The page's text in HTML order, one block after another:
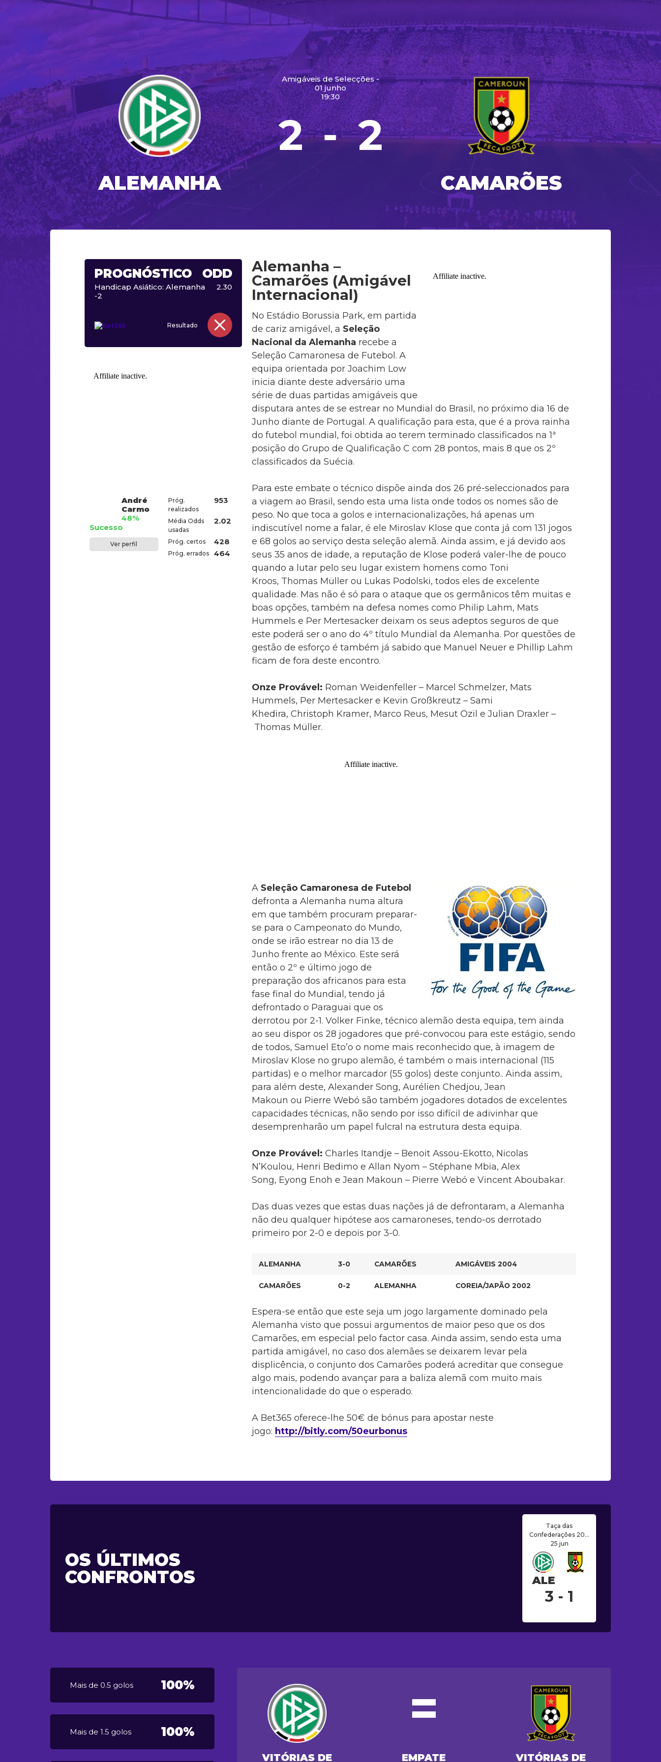
ALEMANHA
Amigáveis de Selecções -
01 junho
19:30
2 - 2
CAMARÕES
PROGNÓSTICO ODD
Handicap Asiático: Alemanha
-2
2.30
Resultado
André
Carmo
48%
Sucesso
Ver perfil
Próg.
realizados
953
Média Odds
usadas
2.02
Próg. certos 428
Próg. errados 464
Alemanha –
Camarões (Amigável
Internacional)
No Estádio Borussia Park, em partida
de cariz amigável, a Seleção
Nacional da Alemanha recebe a
Seleção Camaronesa de Futebol. A
equipa orientada por Joachim Low
inicia diante deste adversário uma
série de duas partidas amigáveis que
disputara antes de se estrear no Mundial do Brasil, no próximo dia 16 de
Junho diante de Portugal. A qualificação para esta, que é a prova rainha
do futebol mundial, foi obtida ao terem terminado classificados na 1ª
posição do Grupo de Qualificação C com 28 pontos, mais 8 que os 2º
classificados da Suécia.
Para este embate o técnico dispõe ainda dos 26 pré-seleccionados para
a viagem ao Brasil, sendo esta uma lista onde todos os nomes são de
peso. No que toca a golos e internacionalizações, há apenas um
indiscutível nome a falar, é ele Miroslav Klose que conta já com 131 jogos
e 68 golos ao serviço desta seleção alemã. Ainda assim, e já devido aos
seus 35 anos de idade, a reputação de Klose poderá valer-lhe de pouco
quando a lutar pelo seu lugar existem homens como Toni
Kroos, Thomas Müller ou Lukas Podolski, todos eles de excelente
qualidade. Mas não é só para o ataque que os germânicos têm muitas e
boas opções, também na defesa nomes como Philip Lahm, Mats
Hummels e Per Mertesacker deixam os seus adeptos seguros de que
este poderá ser o ano do 4º título Mundial da Alemanha. Por questões de
gestão de esforço é também já sabido que Manuel Neuer e Phillip Lahm
ficam de fora deste encontro.
Onze Provável: Roman Weidenfeller – Marcel Schmelzer, Mats
Hummels, Per Mertesacker e Kevin Großkreutz – Sami
Khedira, Christoph Kramer, Marco Reus, Mesut Özil e Julian Draxler –
Thomas Müller.
A Seleção Camaronesa de Futebol
defronta a Alemanha numa altura
em que também procuram preparar-
se para o Campeonato do Mundo,
onde se irão estrear no dia 13 de
Junho frente ao México. Este será
então o 2º e último jogo de
preparação dos africanos para esta
fase final do Mundial, tendo já
defrontado o Paraguai que os
derrotou por 2-1. Volker Finke, técnico alemão desta equipa, tem ainda
ao seu dispor os 28 jogadores que pré-convocou para este estágio, sendo
de todos, Samuel Eto’o o nome mais reconhecido que, à imagem de
Miroslav Klose no grupo alemão, é também o mais internacional (115
partidas) e o melhor marcador (55 golos) deste conjunto.. Ainda assim,
para além deste, Alexander Song, Aurélien Chedjou, Jean
Makoun ou Pierre Webó são também jogadores dotados de excelentes
capacidades técnicas, não sendo por isso difícil de adivinhar que
desemprenharão um papel fulcral na estrutura desta equipa.
Onze Provável: Charles Itandje – Benoit Assou-Ekotto, Nicolas
N’Koulou, Henri Bedimo e Allan Nyom – Stéphane Mbia, Alex
Song, Eyong Enoh e Jean Makoun – Pierre Webó e Vincent Aboubakar.
Das duas vezes que estas duas nações já de defrontaram, a Alemanha
não deu qualquer hipótese aos camaroneses, tendo-os derrotado
primeiro por 2-0 e depois por 3-0.
ALEMANHA 3-0 CAMARÕES AMIGÁVEIS 2004
CAMARÕES 0-2 ALEMANHA COREIA/JAPÃO 2002
Espera-se então que este seja um jogo largamente dominado pela
Alemanha visto que possui argumentos de maior peso que os dos
Camarões, em especial pelo factor casa. Ainda assim, sendo esta uma
partida amigável, no caso dos alemães se deixarem levar pela
displicência, o conjunto dos Camarões poderá acreditar que consegue
algo mais, podendo avançar para a baliza alemã com muito mais
intencionalidade do que o esperado.
A Bet365 oferece-lhe 50€ de bónus para apostar neste
jogo: http://bitly.com/50eurbonus
OS ÚLTIMOS
CONFRONTOS
Taça das
Confederações 20...
25 jun
ALE
3 - 1
Mais de 0.5 golos 100%
Mais de 1.5 golos 100%
VITÓRIAS DE
=
EMPATE
VITÓRIAS DE